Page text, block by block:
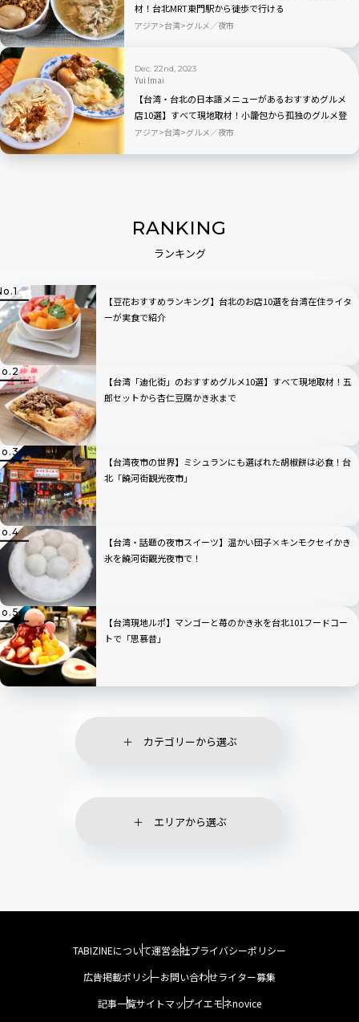
材！台北MRT東門駅から徒歩で行ける
アジア 台湾 グルメ／夜市
Dec. 22nd, 2023
Yui Imai
【台湾・台北の日本語メニューがあるおすすめグルメ
店10選】すべて現地取材！小籠包から孤独のグルメ登
場店まで
アジア 台湾 グルメ／夜市
RANKING
ランキング
【豆花おすすめランキング】台北のお店10選を台湾在住ライタ
ーが実食で紹介
【台湾「迪化街」のおすすめグルメ10選】すべて現地取材！五
郎セットから杏仁豆腐かき氷まで
【台湾夜市の世界】ミシュランにも選ばれた胡椒餅は必食！台
北「饒河街観光夜市」
【台湾・話題の夜市スイーツ】温かい団子×キンモクセイかき
氷を饒河街觀光夜市で！
【台湾現地ルポ】マンゴーと苺のかき氷を台北101フードコー
トで「思慕昔」
カテゴリーから選ぶ
エリアから選ぶ
TABIZINEについて運営会社プライバシーポリシー
広告掲載ポリシーお問い合わせライター募集
記事一覧サイトマップイエモネnovice